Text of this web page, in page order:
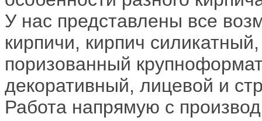
У нас представлены все
кирпичи, кирпич
поризованный
декоративный, лицевой и
Работа напрямую с